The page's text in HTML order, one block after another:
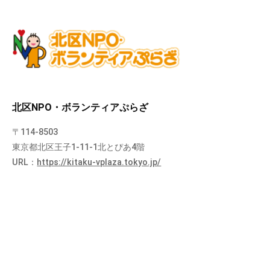
北区NPO・ボランティアぷらざ
〒114-8503
東京都北区王子1-11-1北とぴあ4階
URL： https://kitaku-vplaza.tokyo.jp/